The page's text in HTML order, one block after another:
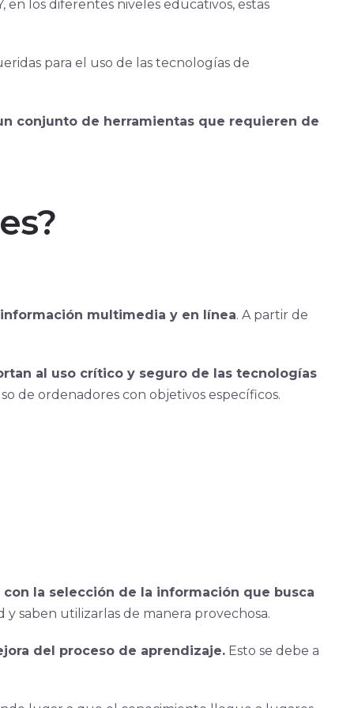
en los diferentes niveles educativos, estas
para el uso de las tecnologías de
conjunto de herramientas que requieren de
información multimedia y en línea. A partir de
al uso crítico y seguro de las tecnologías
de ordenadores con objetivos específicos.
la selección de la información que busca
saben utilizarlas de manera provechosa.
del proceso de aprendizaje. Esto se debe a